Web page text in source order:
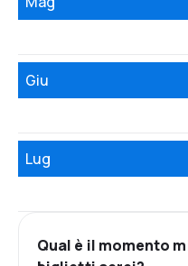
Giu
Lug
Qual è il momento